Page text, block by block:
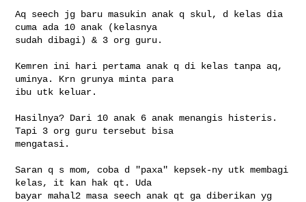
Aq seech jg baru masukin anak q skul, d kelas dia
cuma ada 10 anak (kelasnya
sudah dibagi) & 3 org guru.
Kemren ini hari pertama anak q di kelas tanpa aq,
uminya. Krn grunya minta para
ibu utk keluar.
Hasilnya? Dari 10 anak 6 anak menangis histeris.
Tapi 3 org guru tersebut bisa
mengatasi.
Saran q s mom, coba d "paxa" kepsek-ny utk membagi
kelas, it kan hak qt. Uda
bayar mahal2 masa seech anak qt ga diberikan yg